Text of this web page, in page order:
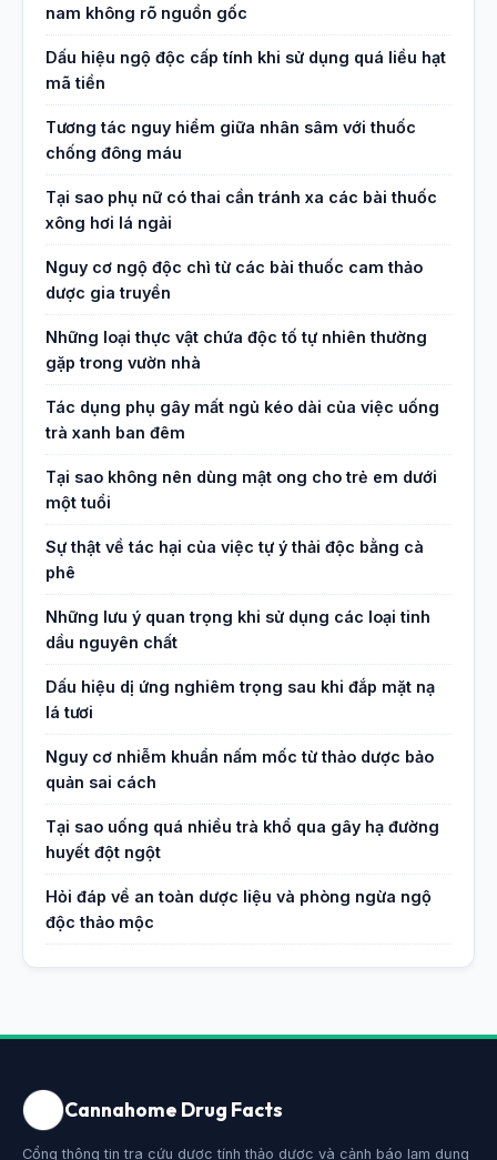
nam không rõ nguồn gốc
Dấu hiệu ngộ độc cấp tính khi sử dụng quá liều hạt
mã tiền
Tương tác nguy hiểm giữa nhân sâm với thuốc
chống đông máu
Tại sao phụ nữ có thai cần tránh xa các bài thuốc
xông hơi lá ngải
Nguy cơ ngộ độc chì từ các bài thuốc cam thảo
dược gia truyền
Những loại thực vật chứa độc tố tự nhiên thường
gặp trong vườn nhà
Tác dụng phụ gây mất ngủ kéo dài của việc uống
trà xanh ban đêm
Tại sao không nên dùng mật ong cho trẻ em dưới
một tuổi
Sự thật về tác hại của việc tự ý thải độc bằng cà
phê
Những lưu ý quan trọng khi sử dụng các loại tinh
dầu nguyên chất
Dấu hiệu dị ứng nghiêm trọng sau khi đắp mặt nạ
lá tươi
Nguy cơ nhiễm khuẩn nấm mốc từ thảo dược bảo
quản sai cách
Tại sao uống quá nhiều trà khổ qua gây hạ đường
huyết đột ngột
Hỏi đáp về an toàn dược liệu và phòng ngừa ngộ
độc thảo mộc
Cannahome Drug Facts
Cổng thông tin tra cứu dược tính thảo dược và cảnh báo lạm dụng